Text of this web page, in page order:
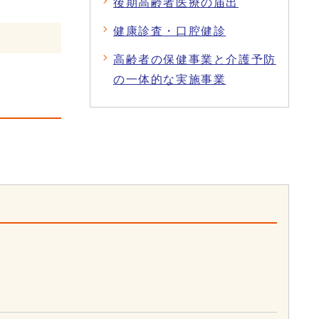
後期高齢者医療の届出
健康診査・口腔健診
高齢者の保健事業と介護予防
の一体的な実施事業